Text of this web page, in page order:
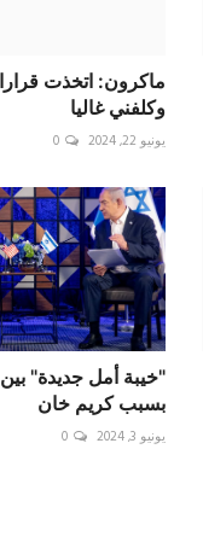
ماكرون: اتخذت
وكلفني غاليا
يونيو 22, 2024 0
"خيبة أمل جديدة" بين
بسبب كريم خان
يونيو 3, 2024 0